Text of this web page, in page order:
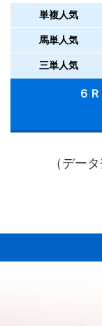
単複人気
馬単人気
三単人気
６
（デー